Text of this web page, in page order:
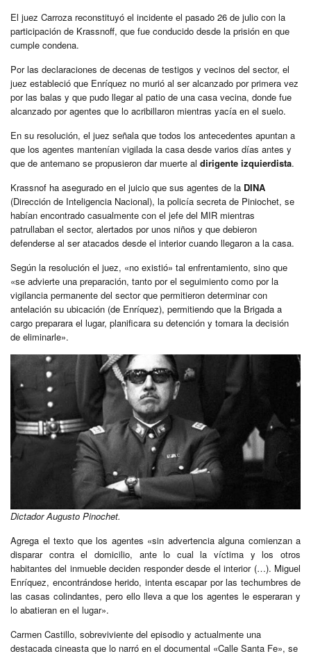
El juez Carroza reconstituyó el incidente el pasado 26 de julio con la
participación de Krassnoff, que fue conducido desde la prisión en que
cumple condena.
Por las declaraciones de decenas de testigos y vecinos del sector, el
juez estableció que Enríquez no murió al ser alcanzado por primera vez
por las balas y que pudo llegar al patio de una casa vecina, donde fue
alcanzado por agentes que lo acribillaron mientras yacía en el suelo.
En su resolución, el juez señala que todos los antecedentes apuntan a
que los agentes mantenían vigilada la casa desde varios días antes y
que de antemano se propusieron dar muerte al dirigente izquierdista.
Krassnof ha asegurado en el juicio que sus agentes de la DINA
(Dirección de Inteligencia Nacional), la policía secreta de Piniochet, se
habían encontrado casualmente con el jefe del MIR mientras
patrullaban el sector, alertados por unos niños y que debieron
defenderse al ser atacados desde el interior cuando llegaron a la casa.
Según la resolución el juez, «no existió» tal enfrentamiento, sino que
«se advierte una preparación, tanto por el seguimiento como por la
vigilancia permanente del sector que permitieron determinar con
antelación su ubicación (de Enríquez), permitiendo que la Brigada a
cargo preparara el lugar, planificara su detención y tomara la decisión
de eliminarle».
Dictador Augusto Pinochet.
Agrega el texto que los agentes «sin advertencia alguna comienzan a
disparar contra el domicilio, ante lo cual la víctima y los otros
habitantes del inmueble deciden responder desde el interior (…). Miguel
Enríquez, encontrándose herido, intenta escapar por las techumbres de
las casas colindantes, pero ello lleva a que los agentes le esperaran y
lo abatieran en el lugar».
Carmen Castillo, sobreviviente del episodio y actualmente una
destacada cineasta que lo narró en el documental «Calle Santa Fe», se